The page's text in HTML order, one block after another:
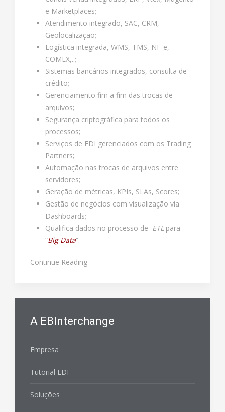
e Marketplaces;
Atendimento integrado, SAC, CRM,
Geolocalização;
Logística integrada, WMS, TMS, NF-e,
COMEX,..;
Sistemas bancários integrados, consulta de
crédito;
Gerenciamento fim a fim das trocas de
arquivos;
Segurança criptográfica para todos os
processos;
Serviços de EDI gerenciados com os Trading
Partners;
Automação nas trocas de arquivos entre
servidores;
Geração de métricas, KPIs, SLAs, Scores;
Gestão de negócios com visualização via
Dashboards;
Qualifica dados no processo de ETL para
“Big Data“.
Continue Reading
A EBInterchange
Empresa
Tutorial EDI
Soluções